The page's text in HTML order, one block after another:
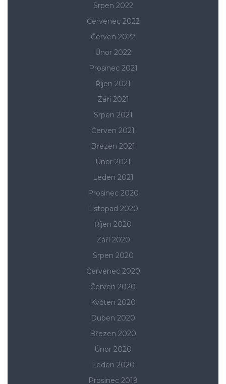
Srpen 2022
Červenec 2022
Červen 2022
Únor 2022
Prosinec 2021
Říjen 2021
Září 2021
Srpen 2021
Červen 2021
Březen 2021
Únor 2021
Leden 2021
Prosinec 2020
Listopad 2020
Říjen 2020
Září 2020
Srpen 2020
Červenec 2020
Červen 2020
Květen 2020
Duben 2020
Březen 2020
Únor 2020
Leden 2020
Prosinec 2019